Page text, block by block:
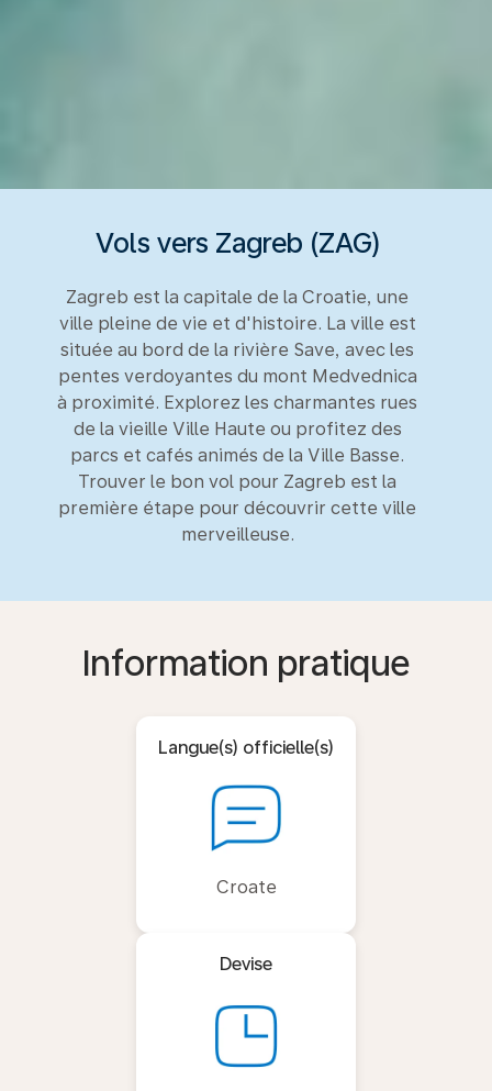
Vols vers Zagreb (ZAG)
Zagreb est la capitale de la Croatie, une
ville pleine de vie et d'histoire. La ville est
située au bord de la rivière Save, avec les
pentes verdoyantes du mont Medvednica
à proximité. Explorez les charmantes rues
de la vieille Ville Haute ou profitez des
parcs et cafés animés de la Ville Basse.
Trouver le bon vol pour Zagreb est la
première étape pour découvrir cette ville
merveilleuse.
Information pratique
Langue(s) officielle(s)
Croate
Devise